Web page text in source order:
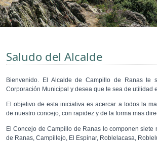
Saludo del Alcalde
Bienvenido. El Alcalde de Campillo de Ranas te
Corporación Municipal y desea que te sea de utilidad
El objetivo de esta iniciativa es acercar a todos la
de nuestro concejo, con rapidez y de la forma mas
El Concejo de Campillo de Ranas lo componen
de Ranas, Campillejo, El Espinar, Roblelacasa,